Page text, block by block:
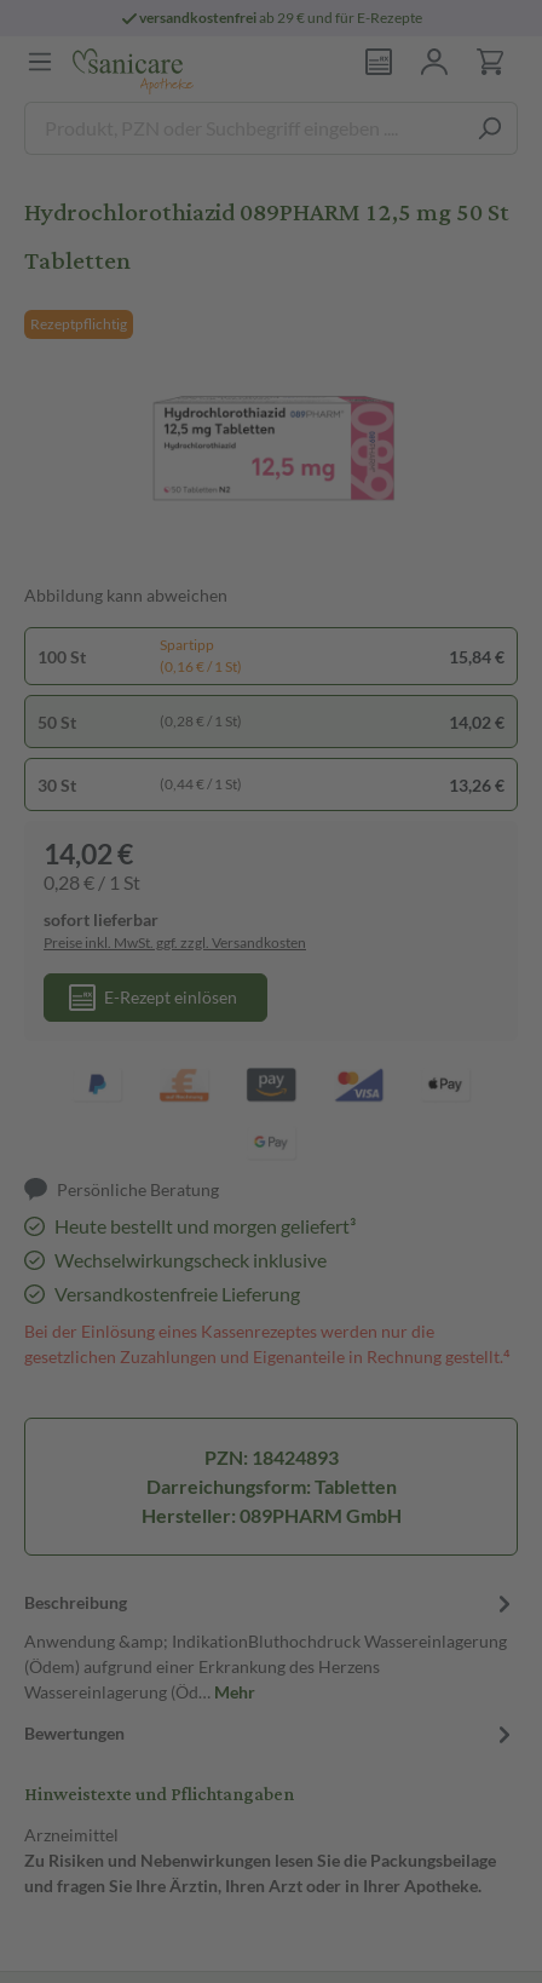
versandkostenfreiab 29 € und für E-Rezepte
Hydrochlorothiazid 089PHARM 12,5 mg 50 St
Tabletten
Rezeptpflichtig
Abbildung kann abweichen
100 St
Spartipp
(0,16 € / 1 St)
15,84 €
50 St (0,28 € / 1 St) 14,02 €
30 St (0,44 € / 1 St) 13,26 €
14,02 €
0,28 € / 1 St
sofort lieferbar
Preise inkl. MwSt. ggf. zzgl. Versandkosten
E-Rezept einlösen
Persönliche Beratung
Heute bestellt und morgen geliefert³
Wechselwirkungscheck inklusive
Versandkostenfreie Lieferung
Bei der Einlösung eines Kassenrezeptes werden nur die
gesetzlichen Zuzahlungen und Eigenanteile in Rechnung gestellt.⁴
PZN: 18424893
Darreichungsform: Tabletten
Hersteller: 089PHARM GmbH
Beschreibung
Anwendung &amp; IndikationBluthochdruck Wassereinlagerung
(Ödem) aufgrund einer Erkrankung des Herzens
Wassereinlagerung (Öd… Mehr
Bewertungen
Hinweistexte und Pflichtangaben
Arzneimittel
Zu Risiken und Nebenwirkungen lesen Sie die Packungsbeilage
und fragen Sie Ihre Ärztin, Ihren Arzt oder in Ihrer Apotheke.